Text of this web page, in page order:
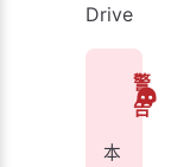
Drive
警
告
本